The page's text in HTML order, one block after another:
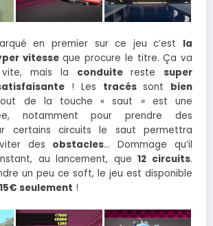
en premier sur ce jeu c’est la
vitesseque procure le titre. Ça va
mais la conduiterestesuper
! Les tracéssont bien
de la touche « saut » est une
notamment pour prendre des
certains circuits le saut permettra
des obstacles… Dommage qu’il
au lancement, que12 circuits.
un peu ce soft, le jeu est disponible
15€ seulement !